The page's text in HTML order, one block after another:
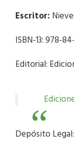
Escritor:
ISBN-13: 978-
Editorial:
Depósito